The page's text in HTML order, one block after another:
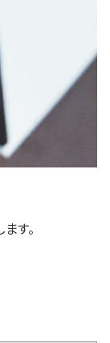
す。